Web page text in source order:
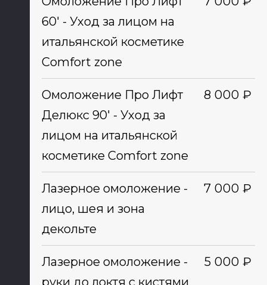
60' - Уход за лицом на
итальянской косметике
Comfort zone
Омоложение Про Лифт
Делюкс 90' - Уход за
лицом на итальянской
косметике Comfort zone
8 000 ₽
Лазерное омоложение -
лицо, шея и зона
декольте
7 000 ₽
Лазерное омоложение -
руки до локтя с кистями
5 000 ₽